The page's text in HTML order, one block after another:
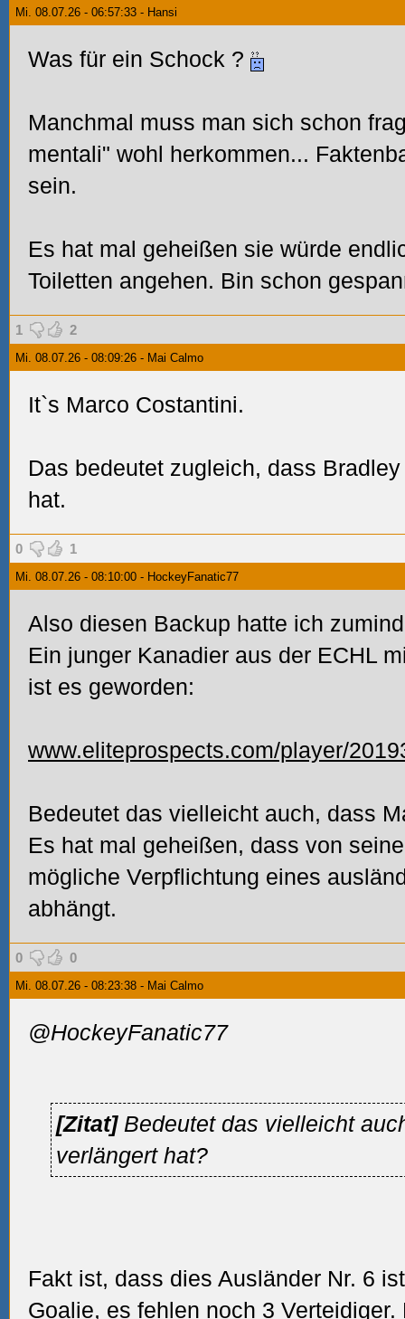
Mi. 08.07.26 - 06:57:33 - Hansi
Was für ein Schock ?
Manchmal muss man sich schon
mentali" wohl herkommen...
sein.
Es hat mal geheißen sie würde
Toiletten angehen. Bin schon
1 2
Mi. 08.07.26 - 08:09:26 - Mai Calmo
It`s Marco Costantini.
Das bedeutet zugleich, dass
hat.
0 1
Mi. 08.07.26 - 08:10:00 - HockeyFanatic77
Also diesen Backup hatte ich
Ein junger Kanadier aus der ECHL
ist es geworden:
www.eliteprospects.com/player/
Bedeutet das vielleicht auch, dass
Es hat mal geheißen, dass von
mögliche Verpflichtung eines
abhängt.
0 0
Mi. 08.07.26 - 08:23:38 - Mai Calmo
@HockeyFanatic77
[Zitat] Bedeutet das vielleicht
verlängert hat?
Fakt ist, dass dies Ausländer Nr. 6
Goalie, es fehlen noch 3